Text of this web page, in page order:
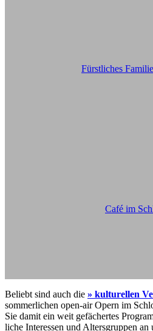
Fürstliches
Café im
Beliebt sind auch die » kulturellen
sommerlichen open-air Opern im
Sie damit ein weit gefächertes
liche Interessen und Altersgruppen an